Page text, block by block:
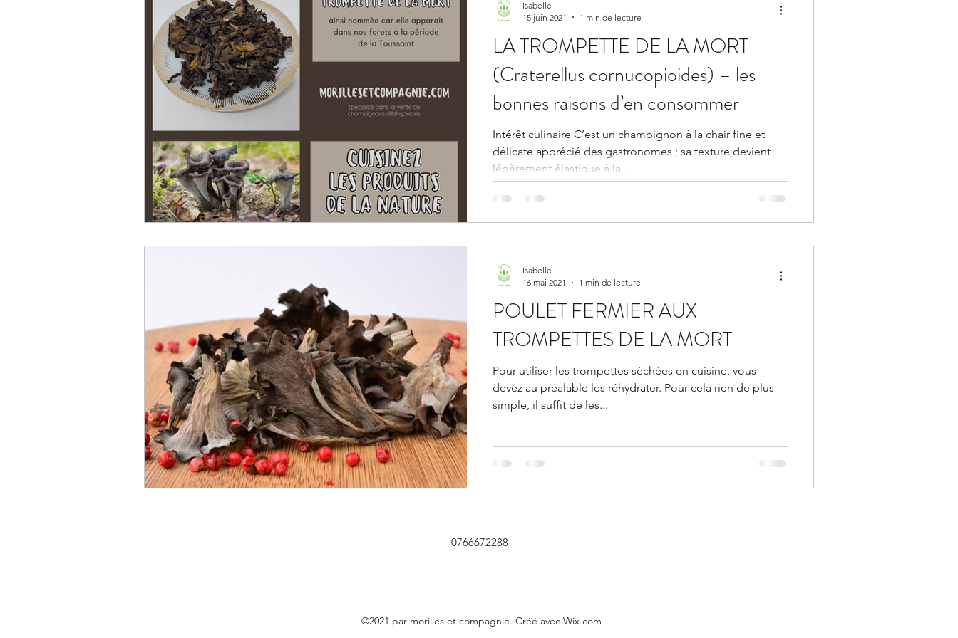
LA TROMPETTE DE LA MORT
(Craterellus cornucopioides) – les
bonnes raisons d’en consommer
Intérêt culinaire C’est un champignon à la chair fine et
délicate apprécié des gastronomes ; sa texture devient
légèrement élastique à la...
Isabelle
15 juin 2021
1 min de lecture
POULET FERMIER AUX
TROMPETTES DE LA MORT
Pour utiliser les trompettes séchées en cuisine, vous
devez au préalable les réhydrater. Pour cela rien de plus
simple, il suffit de les...
Isabelle
16 mai 2021
1 min de lecture
0766672288
©2021 par morilles et compagnie. Créé avec Wix.com